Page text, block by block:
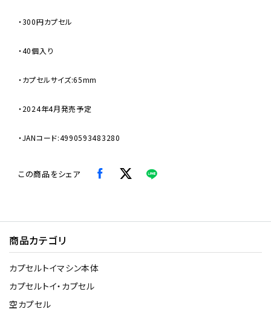
・300円カプセル
・40個入り
・カプセルサイズ:65mm
・2024年4月発売予定
・JANコード:4990593483280
この商品をシェア
商品カテゴリ
カプセルトイマシン本体
カプセルトイ・カプセル
空カプセル